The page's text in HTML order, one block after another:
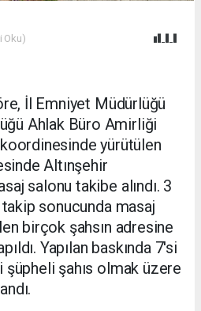
Oku)
İl Emniyet Müdürlüğü
Ahlak Büro Amirliği
yürütülen
Altınşehir
salonu takibe alındı. 3
sonucunda masaj
birçok şahsın adresine
Yapılan baskında 7'si
şüpheli şahıs olmak üzere